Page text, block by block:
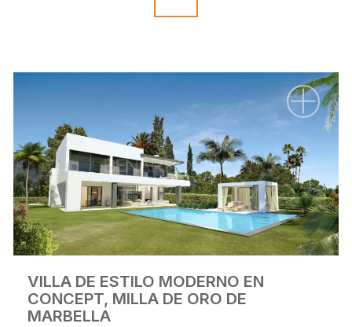
VILLA DE ESTILO MODERNO EN
CONCEPT, MILLA DE ORO DE
MARBELLA